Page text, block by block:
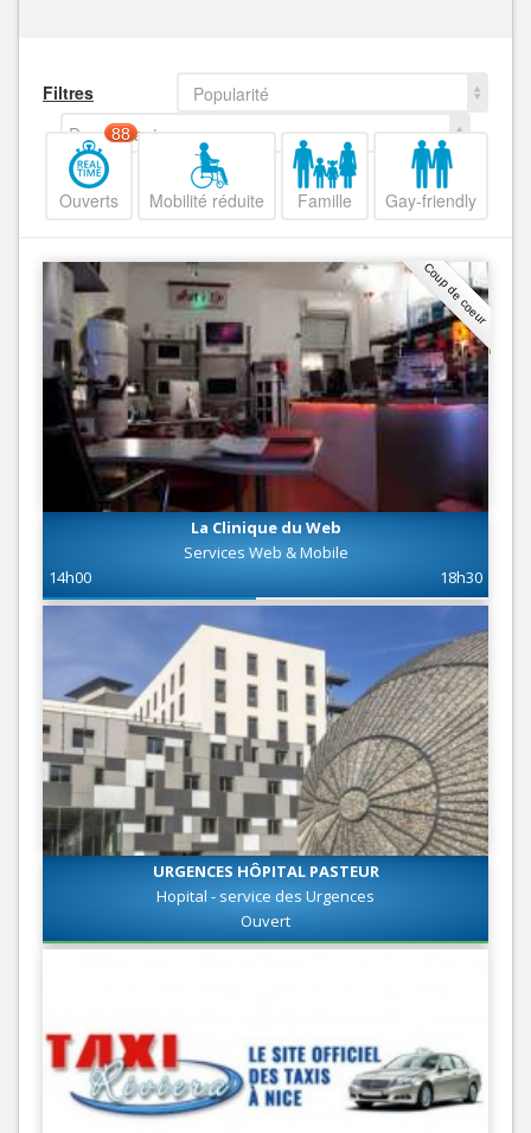
Filtres
Popularité
Decroissant
Ouverts
88
Mobilité réduite Famille Gay-friendly
Coup de coeur
La Clinique du Web
Services Web & Mobile
14h00
18h30
URGENCES HÔPITAL PASTEUR
Hopital - service des Urgences
Ouvert